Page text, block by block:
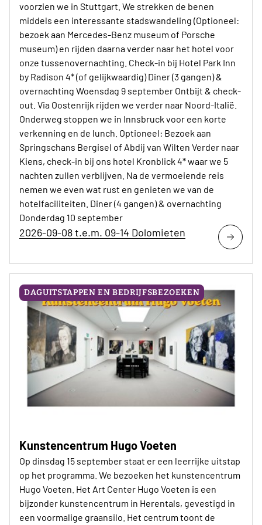
voorzien we in Stuttgart. We strekken de benen
middels een interessante stadswandeling (Optioneel:
bezoek aan Mercedes-Benz museum of Porsche
museum) en rijden daarna verder naar het hotel voor
onze tussenovernachting. Check-in bij Hotel Park Inn
by Radison 4* (of gelijkwaardig) Diner (3 gangen) &
overnachting Woensdag 9 september Ontbijt & check-
out. Via Oostenrijk rijden we verder naar Noord-Italië.
Onderweg stoppen we in Innsbruck voor een korte
verkenning en de lunch. Optioneel: Bezoek aan
Springschans Bergisel of Abdij van Wilten Verder naar
Kiens, check-in bij ons hotel Kronblick 4* waar we 5
nachten zullen verblijven. Na de vermoeiende reis
nemen we even wat rust en genieten we van de
hotelfaciliteiten. Diner (4 gangen) & overnachting
Donderdag 10 september
2026-09-08 t.e.m. 09-14 Dolomieten
DAGUITSTAPPEN EN BEDRIJFSBEZOEKEN
Kunstencentrum Hugo Voeten
Op dinsdag 15 september staat er een leerrijke uitstap
op het programma. We bezoeken het kunstencentrum
Hugo Voeten. Het Art Center Hugo Voeten is een
bijzonder kunstencentrum in Herentals, gevestigd in
een voormalige graansilo. Het centrum toont de